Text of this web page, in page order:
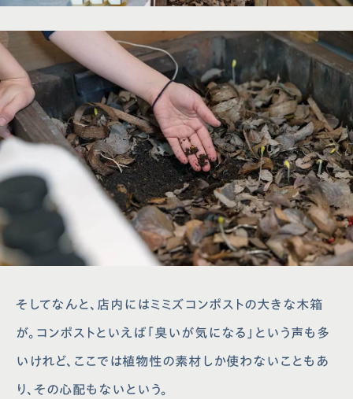
そしてなんと、店内にはミミズコンポストの大きな木箱
が。コンポストといえば「臭いが気になる」という声も多
いけれど、ここでは植物性の素材しか使わないこともあ
り、その心配もないという。